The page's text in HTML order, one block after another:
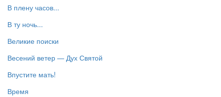
В плену часов...
В ту ночь...
Великие поиски
Весений ветер — Дух Святой
Впустите мать!
Время